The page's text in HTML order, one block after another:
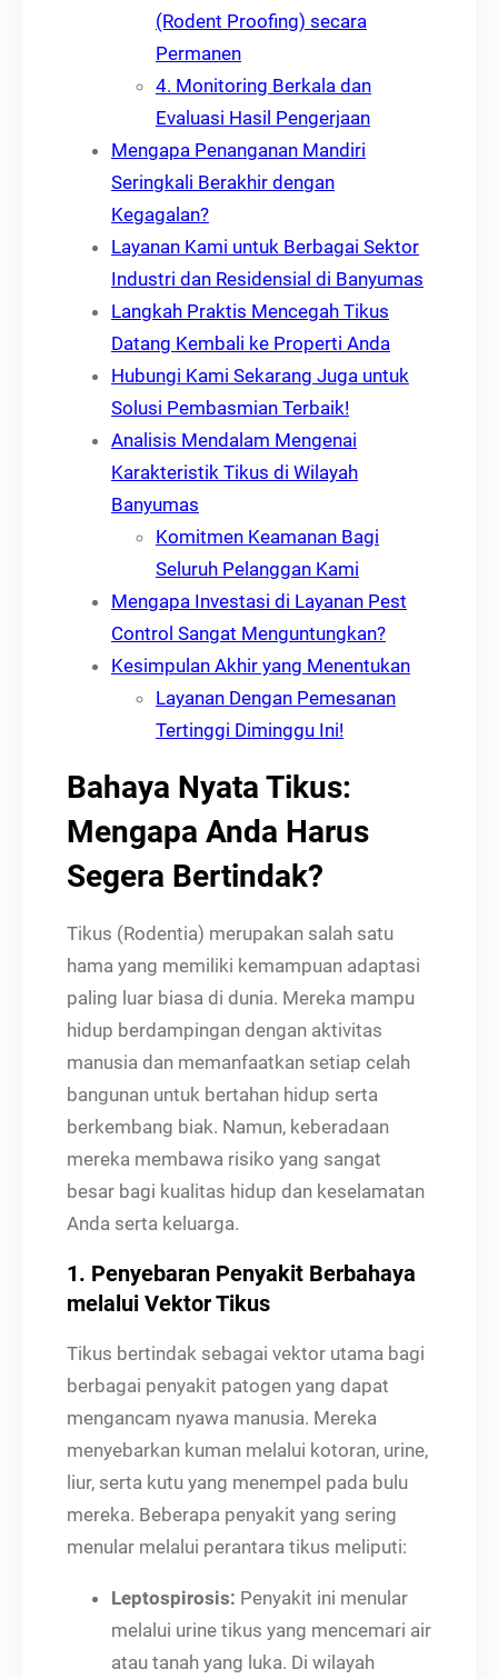
(Rodent Proofing) secara
Permanen
4. Monitoring Berkala dan
Evaluasi Hasil Pengerjaan
Mengapa Penanganan Mandiri
Seringkali Berakhir dengan
Kegagalan?
Layanan Kami untuk Berbagai Sektor
Industri dan Residensial di Banyumas
Langkah Praktis Mencegah Tikus
Datang Kembali ke Properti Anda
Hubungi Kami Sekarang Juga untuk
Solusi Pembasmian Terbaik!
Analisis Mendalam Mengenai
Karakteristik Tikus di Wilayah
Banyumas
Komitmen Keamanan Bagi
Seluruh Pelanggan Kami
Mengapa Investasi di Layanan Pest
Control Sangat Menguntungkan?
Kesimpulan Akhir yang Menentukan
Layanan Dengan Pemesanan
Tertinggi Diminggu Ini!
Bahaya Nyata Tikus:
Mengapa Anda Harus
Segera Bertindak?
Tikus (Rodentia) merupakan salah satu
hama yang memiliki kemampuan adaptasi
paling luar biasa di dunia. Mereka mampu
hidup berdampingan dengan aktivitas
manusia dan memanfaatkan setiap celah
bangunan untuk bertahan hidup serta
berkembang biak. Namun, keberadaan
mereka membawa risiko yang sangat
besar bagi kualitas hidup dan keselamatan
Anda serta keluarga.
1. Penyebaran Penyakit Berbahaya
melalui Vektor Tikus
Tikus bertindak sebagai vektor utama bagi
berbagai penyakit patogen yang dapat
mengancam nyawa manusia. Mereka
menyebarkan kuman melalui kotoran, urine,
liur, serta kutu yang menempel pada bulu
mereka. Beberapa penyakit yang sering
menular melalui perantara tikus meliputi:
Leptospirosis: Penyakit ini menular
melalui urine tikus yang mencemari air
atau tanah yang luka. Di wilayah